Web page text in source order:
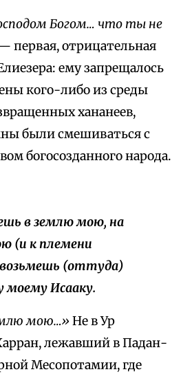
Богом… что ты не
первая, отрицательная
ему запрещалось
кого-либо из среды
хананеев,
были смешиваться с
богосозданного народа.
в землю мою, на
(и к племени
(оттуда)
моему Исааку.
мою…» Не в Ур
лежавший в Падан-
Месопотамии, где